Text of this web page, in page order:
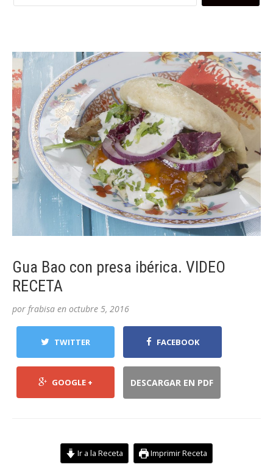
Gua Bao con presa ibérica. VIDEO
RECETA
por frabisa en octubre 5, 2016
TWITTER FACEBOOK
GOOGLE + DESCARGAR EN PDF
Ir a la Receta Imprimir Receta